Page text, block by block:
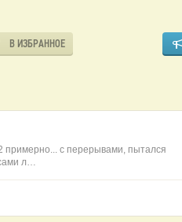
В ИЗБРАННОЕ
примерно... с перерывами, пытался
л…